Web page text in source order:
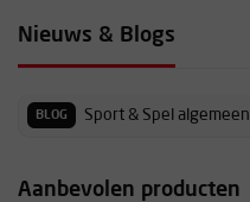
Nieuws & Blogs
BLOG Sport & Spel algemeen
Aanbevolen producten